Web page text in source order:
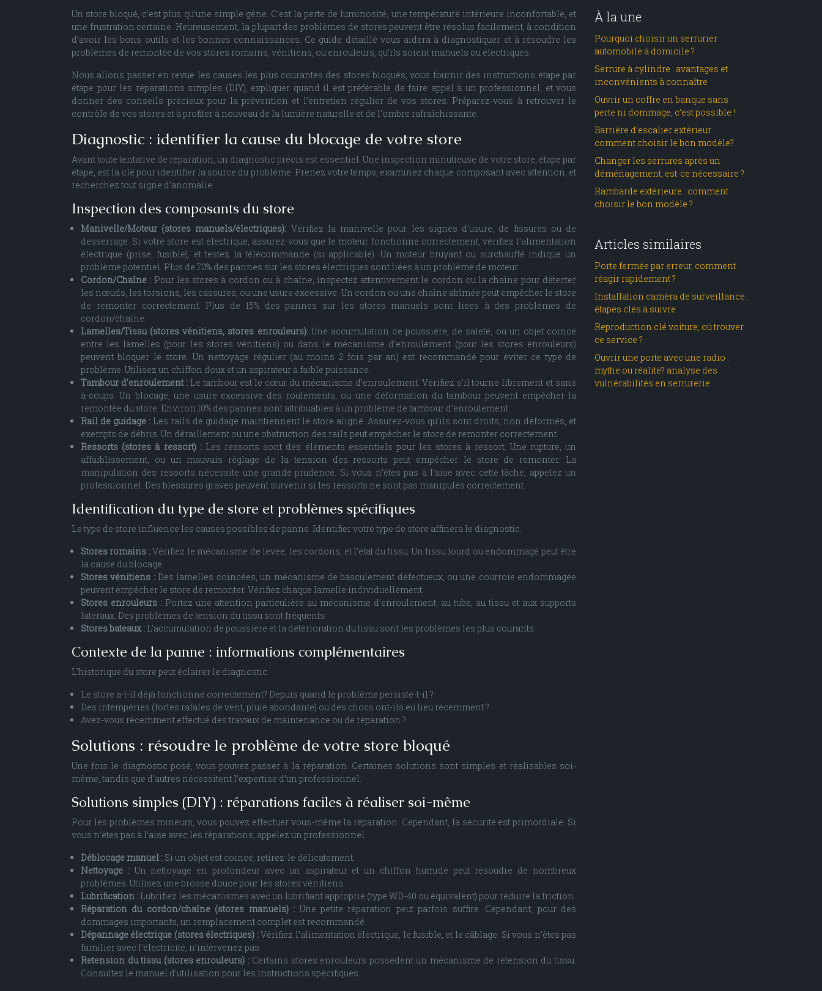
Un store bloqué, c’est plus qu’une simple gêne. C’est la perte de luminosité, une température intérieure inconfortable, et
une frustration certaine. Heureusement, la plupart des problèmes de stores peuvent être résolus facilement, à condition
d’avoir les bons outils et les bonnes connaissances. Ce guide détaillé vous aidera à diagnostiquer et à résoudre les
problèmes de remontée de vos stores romains, vénitiens, ou enrouleurs, qu’ils soient manuels ou électriques.
Nous allons passer en revue les causes les plus courantes des stores bloqués, vous fournir des instructions étape par
étape pour les réparations simples (DIY), expliquer quand il est préférable de faire appel à un professionnel, et vous
donner des conseils précieux pour la prévention et l’entretien régulier de vos stores. Préparez-vous à retrouver le
contrôle de vos stores et à profiter à nouveau de la lumière naturelle et de l’ombre rafraîchissante.
Diagnostic : identifier la cause du blocage de votre store
Avant toute tentative de réparation, un diagnostic précis est essentiel. Une inspection minutieuse de votre store, étape par
étape, est la clé pour identifier la source du problème. Prenez votre temps, examinez chaque composant avec attention, et
recherchez tout signe d’anomalie.
Inspection des composants du store
Manivelle/Moteur (stores manuels/électriques): Vérifiez la manivelle pour les signes d’usure, de fissures ou de
desserrage. Si votre store est électrique, assurez-vous que le moteur fonctionne correctement, vérifiez l’alimentation
électrique (prise, fusible), et testez la télécommande (si applicable). Un moteur bruyant ou surchauffé indique un
problème potentiel. Plus de 70% des pannes sur les stores électriques sont liées à un problème de moteur.
Cordon/Chaîne : Pour les stores à cordon ou à chaîne, inspectez attentivement le cordon ou la chaîne pour détecter
les nœuds, les torsions, les cassures, ou une usure excessive. Un cordon ou une chaîne abîmée peut empêcher le store
de remonter correctement. Plus de 15% des pannes sur les stores manuels sont liées à des problèmes de
cordon/chaîne.
Lamelles/Tissu (stores vénitiens, stores enrouleurs): Une accumulation de poussière, de saleté, ou un objet coincé
entre les lamelles (pour les stores vénitiens) ou dans le mécanisme d’enroulement (pour les stores enrouleurs)
peuvent bloquer le store. Un nettoyage régulier (au moins 2 fois par an) est recommandé pour éviter ce type de
problème. Utilisez un chiffon doux et un aspirateur à faible puissance.
Tambour d’enroulement : Le tambour est le cœur du mécanisme d’enroulement. Vérifiez s’il tourne librement et sans
à-coups. Un blocage, une usure excessive des roulements, ou une déformation du tambour peuvent empêcher la
remontée du store. Environ 10% des pannes sont attribuables à un problème de tambour d’enroulement.
Rail de guidage : Les rails de guidage maintiennent le store aligné. Assurez-vous qu’ils sont droits, non déformés, et
exempts de débris. Un déraillement ou une obstruction des rails peut empêcher le store de remonter correctement.
Ressorts (stores à ressort) : Les ressorts sont des éléments essentiels pour les stores à ressort. Une rupture, un
affaiblissement, ou un mauvais réglage de la tension des ressorts peut empêcher le store de remonter. La
manipulation des ressorts nécessite une grande prudence. Si vous n’êtes pas à l’aise avec cette tâche, appelez un
professionnel. Des blessures graves peuvent survenir si les ressorts ne sont pas manipulés correctement.
Identification du type de store et problèmes spécifiques
Le type de store influence les causes possibles de panne. Identifier votre type de store affinera le diagnostic.
Stores romains :Vérifiez le mécanisme de levée, les cordons, et l’état du tissu. Un tissu lourd ou endommagé peut être
la cause du blocage.
Stores vénitiens : Des lamelles coincées, un mécanisme de basculement défectueux, ou une courroie endommagée
peuvent empêcher le store de remonter. Vérifiez chaque lamelle individuellement.
Stores enrouleurs : Portez une attention particulière au mécanisme d’enroulement, au tube, au tissu et aux supports
latéraux. Des problèmes de tension du tissu sont fréquents.
Stores bateaux : L’accumulation de poussière et la détérioration du tissu sont les problèmes les plus courants.
Contexte de la panne : informations complémentaires
L’historique du store peut éclairer le diagnostic.
Le store a-t-il déjà fonctionné correctement? Depuis quand le problème persiste-t-il ?
Des intempéries (fortes rafales de vent, pluie abondante) ou des chocs ont-ils eu lieu récemment ?
Avez-vous récemment effectué des travaux de maintenance ou de réparation ?
Solutions : résoudre le problème de votre store bloqué
Une fois le diagnostic posé, vous pouvez passer à la réparation. Certaines solutions sont simples et réalisables soi-
même, tandis que d’autres nécessitent l’expertise d’un professionnel.
Solutions simples (DIY) : réparations faciles à réaliser soi-même
Pour les problèmes mineurs, vous pouvez effectuer vous-même la réparation. Cependant, la sécurité est primordiale. Si
vous n’êtes pas à l’aise avec les réparations, appelez un professionnel.
Déblocage manuel : Si un objet est coincé, retirez-le délicatement.
Nettoyage : Un nettoyage en profondeur avec un aspirateur et un chiffon humide peut résoudre de nombreux
problèmes. Utilisez une brosse douce pour les stores vénitiens.
Lubrification : Lubrifiez les mécanismes avec un lubrifiant approprié (type WD-40 ou équivalent) pour réduire la friction.
Réparation du cordon/chaîne (stores manuels) : Une petite réparation peut parfois suffire. Cependant, pour des
dommages importants, un remplacement complet est recommandé.
Dépannage électrique (stores électriques) :Vérifiez l’alimentation électrique, le fusible, et le câblage. Si vous n’êtes pas
familier avec l’électricité, n’intervenez pas.
Retension du tissu (stores enrouleurs) : Certains stores enrouleurs possèdent un mécanisme de retension du tissu.
Consultez le manuel d’utilisation pour les instructions spécifiques.
À la une
Pourquoi choisir un serrurier
automobile à domicile ?
Serrure à cylindre : avantages et
inconvénients à connaître
Ouvrir un coffre en banque sans
perte ni dommage, c’est possible !
Barrière d’escalier extérieur :
comment choisir le bon modèle?
Changer les serrures après un
déménagement, est-ce nécessaire ?
Rambarde extérieure : comment
choisir le bon modèle ?
Articles similaires
Porte fermée par erreur, comment
réagir rapidement ?
Installation caméra de surveillance :
étapes clés à suivre
Reproduction clé voiture, où trouver
ce service ?
Ouvrir une porte avec une radio :
mythe ou réalité? analyse des
vulnérabilités en serrurerie